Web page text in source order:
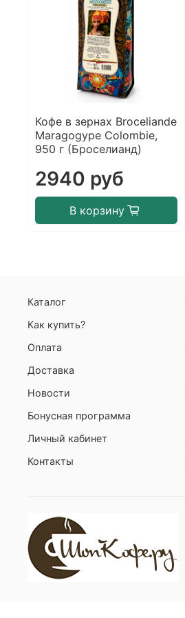
Кофе в зернах Broceliande
Maragogype Colombie,
950 г (Броселианд)
2940 руб
В корзину
Каталог
Как купить?
Оплата
Доставка
Новости
Бонусная программа
Личный кабинет
Контакты